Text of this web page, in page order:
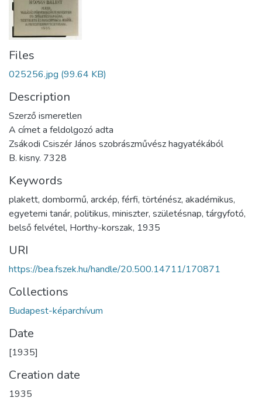
Files
025256.jpg (99.64 KB)
Description
Szerző ismeretlen
A címet a feldolgozó adta
Zsákodi Csiszér János szobrászművész hagyatékából
B. kisny. 7328
Keywords
plakett, dombormű, arckép, férfi, történész, akadémikus,
egyetemi tanár, politikus, miniszter, születésnap, tárgyfotó,
belső felvétel, Horthy-korszak, 1935
URI
https://bea.fszek.hu/handle/20.500.14711/170871
Collections
Budapest-képarchívum
Date
[1935]
Creation date
1935